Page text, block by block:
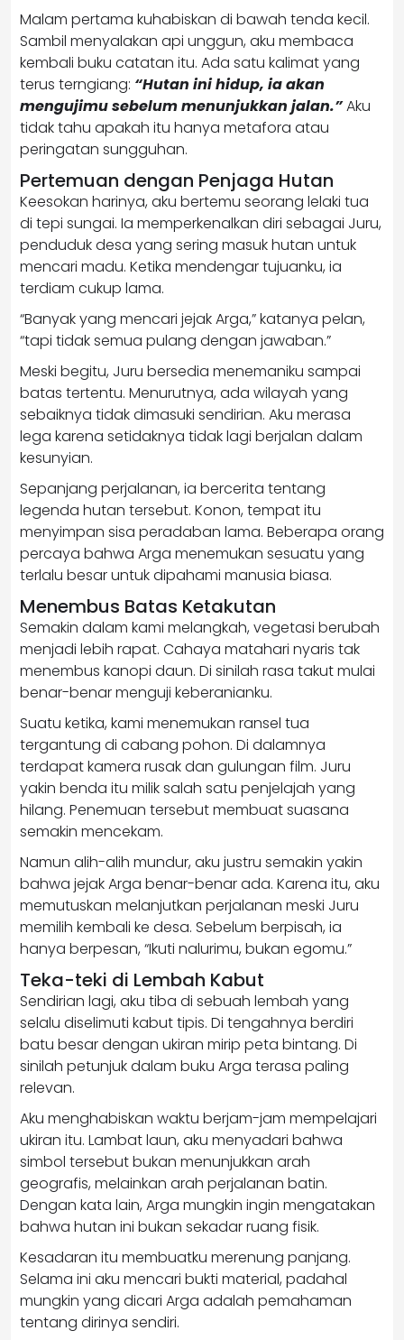
Malam pertama kuhabiskan di bawah tenda kecil.
Sambil menyalakan api unggun, aku membaca
kembali buku catatan itu. Ada satu kalimat yang
terus terngiang: “Hutan ini hidup, ia akan
mengujimu sebelum menunjukkan jalan.”Aku
tidak tahu apakah itu hanya metafora atau
peringatan sungguhan.
Pertemuan dengan Penjaga Hutan
Keesokan harinya, aku bertemu seorang lelaki tua
di tepi sungai. Ia memperkenalkan diri sebagai Juru,
penduduk desa yang sering masuk hutan untuk
mencari madu. Ketika mendengar tujuanku, ia
terdiam cukup lama.
“Banyak yang mencari jejak Arga,” katanya pelan,
“tapi tidak semua pulang dengan jawaban.”
Meski begitu, Juru bersedia menemaniku sampai
batas tertentu. Menurutnya, ada wilayah yang
sebaiknya tidak dimasuki sendirian. Aku merasa
lega karena setidaknya tidak lagi berjalan dalam
kesunyian.
Sepanjang perjalanan, ia bercerita tentang
legenda hutan tersebut. Konon, tempat itu
menyimpan sisa peradaban lama. Beberapa orang
percaya bahwa Arga menemukan sesuatu yang
terlalu besar untuk dipahami manusia biasa.
Menembus Batas Ketakutan
Semakin dalam kami melangkah, vegetasi berubah
menjadi lebih rapat. Cahaya matahari nyaris tak
menembus kanopi daun. Di sinilah rasa takut mulai
benar-benar menguji keberanianku.
Suatu ketika, kami menemukan ransel tua
tergantung di cabang pohon. Di dalamnya
terdapat kamera rusak dan gulungan film. Juru
yakin benda itu milik salah satu penjelajah yang
hilang. Penemuan tersebut membuat suasana
semakin mencekam.
Namun alih-alih mundur, aku justru semakin yakin
bahwa jejak Arga benar-benar ada. Karena itu, aku
memutuskan melanjutkan perjalanan meski Juru
memilih kembali ke desa. Sebelum berpisah, ia
hanya berpesan, “Ikuti nalurimu, bukan egomu.”
Teka-teki di Lembah Kabut
Sendirian lagi, aku tiba di sebuah lembah yang
selalu diselimuti kabut tipis. Di tengahnya berdiri
batu besar dengan ukiran mirip peta bintang. Di
sinilah petunjuk dalam buku Arga terasa paling
relevan.
Aku menghabiskan waktu berjam-jam mempelajari
ukiran itu. Lambat laun, aku menyadari bahwa
simbol tersebut bukan menunjukkan arah
geografis, melainkan arah perjalanan batin.
Dengan kata lain, Arga mungkin ingin mengatakan
bahwa hutan ini bukan sekadar ruang fisik.
Kesadaran itu membuatku merenung panjang.
Selama ini aku mencari bukti material, padahal
mungkin yang dicari Arga adalah pemahaman
tentang dirinya sendiri.